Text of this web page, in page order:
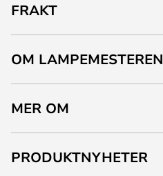
FRAKT
OM LAMPEMESTEREN
MER OM
PRODUKTNYHETER